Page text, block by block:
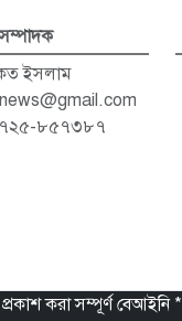
সম্পাদক
ইসলাম
৮৫৭৩৮৭
করা সম্পূর্ণ বেআইনি *